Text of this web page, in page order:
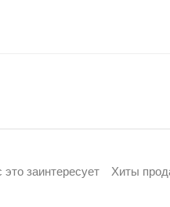
заинтересует Хиты